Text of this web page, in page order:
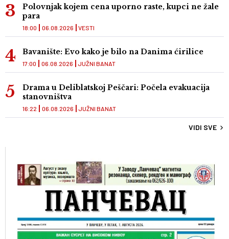
Polovnjak kojem cena uporno raste, kupci ne žale
para
VESTI
18:00 06.08.2026
Bavanište: Evo kako je bilo na Danima ćirilice
JUŽNI BANAT
17:00 06.08.2026
Drama u Deliblatskoj Peščari: Počela evakuacija
stanovništva
JUŽNI BANAT
16:22 06.08.2026
VIDI SVE